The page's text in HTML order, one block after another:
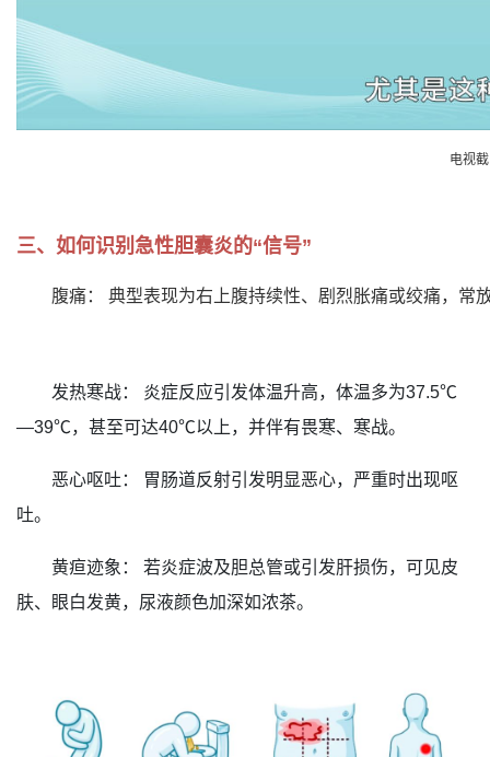
电视
三、如何识别急性胆囊炎的“信号”
腹痛： 典型表现为右上腹持续性、剧烈胀痛或绞痛，常
发热寒战： 炎症反应引发体温升高，体温多为37.5℃
—39℃，甚至可达40℃以上，并伴有畏寒、寒战。
恶心呕吐： 胃肠道反射引发明显恶心，严重时出现呕
吐。
黄疸迹象： 若炎症波及胆总管或引发肝损伤，可见皮
肤、眼白发黄，尿液颜色加深如浓茶。